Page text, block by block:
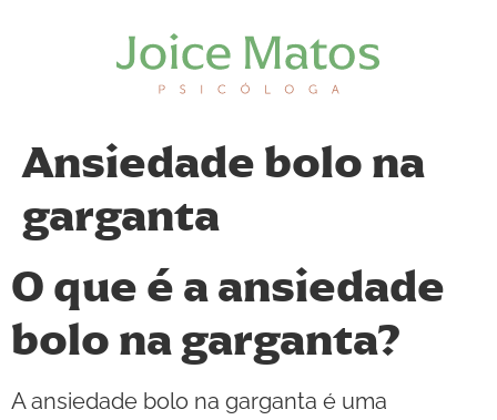
Ansiedade bolo na
garganta
O que é a ansiedade
bolo na garganta?
A ansiedade bolo na garganta é uma